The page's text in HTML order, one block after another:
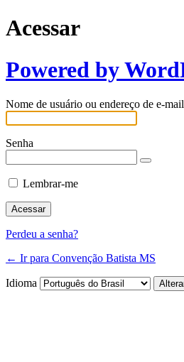
Acessar
Powered by
Nome de usuário ou endereço de e-mail
Senha
Lembrar-me
Perdeu a senha?
← Ir para Convenção Batista MS
Idioma